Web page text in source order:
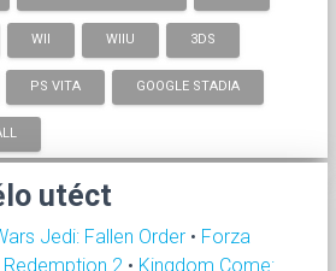
WII WIIU 3DS
PS VITA GOOGLE STADIA
utéct
Jedi: Fallen Order • Forza
Redemption 2 • Kingdom Come: